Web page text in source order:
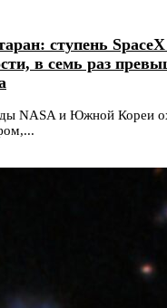
ступень
в семь раз
NASA и Южной Кореи